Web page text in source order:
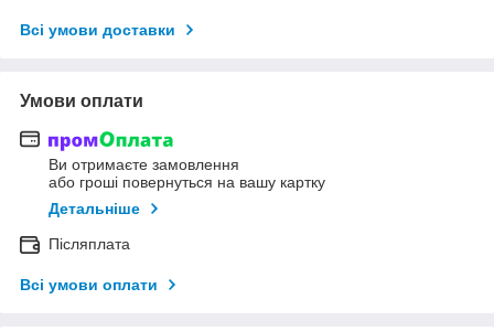
Всі умови доставки
Умови оплати
Ви отримаєте замовлення
або гроші повернуться на вашу картку
Детальніше
Післяплата
Всі умови оплати